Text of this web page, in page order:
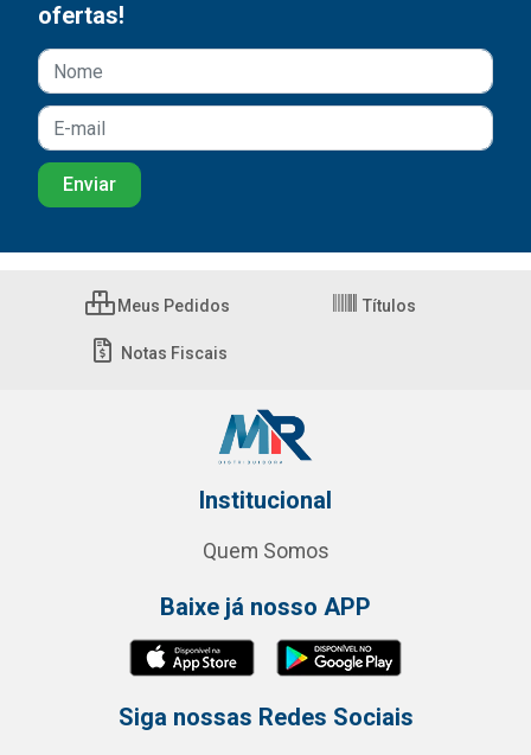
ofertas!
Meus Pedidos Títulos
Notas Fiscais
Institucional
Quem Somos
Baixe já nosso APP
Siga nossas Redes Sociais